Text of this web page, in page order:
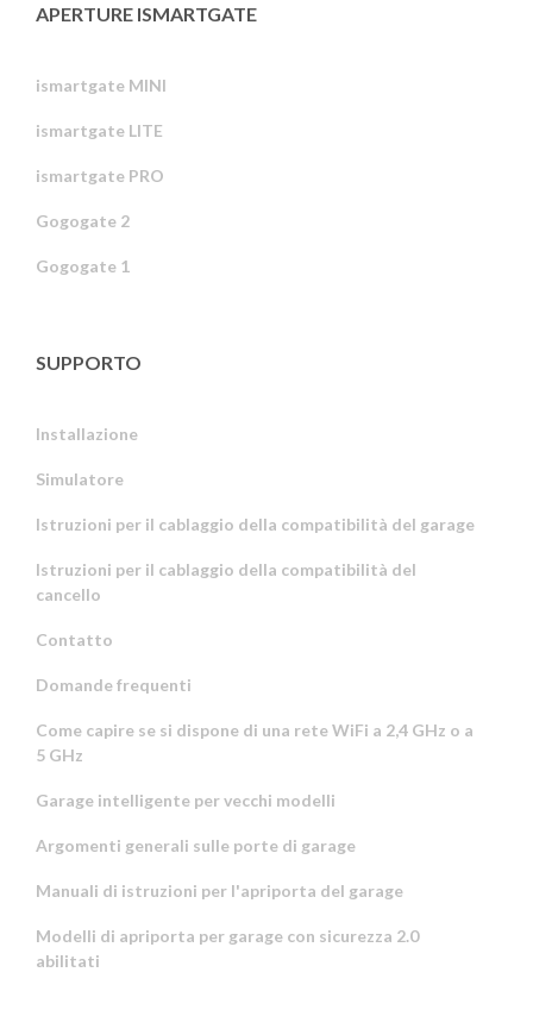
APERTURE ISMARTGATE
ismartgate MINI
ismartgate LITE
ismartgate PRO
Gogogate 2
Gogogate 1
SUPPORTO
Installazione
Simulatore
Istruzioni per il cablaggio della compatibilità del garage
Istruzioni per il cablaggio della compatibilità del
cancello
Contatto
Domande frequenti
Come capire se si dispone di una rete WiFi a 2,4 GHz o a
5 GHz
Garage intelligente per vecchi modelli
Argomenti generali sulle porte di garage
Manuali di istruzioni per l'apriporta del garage
Modelli di apriporta per garage con sicurezza 2.0
abilitati